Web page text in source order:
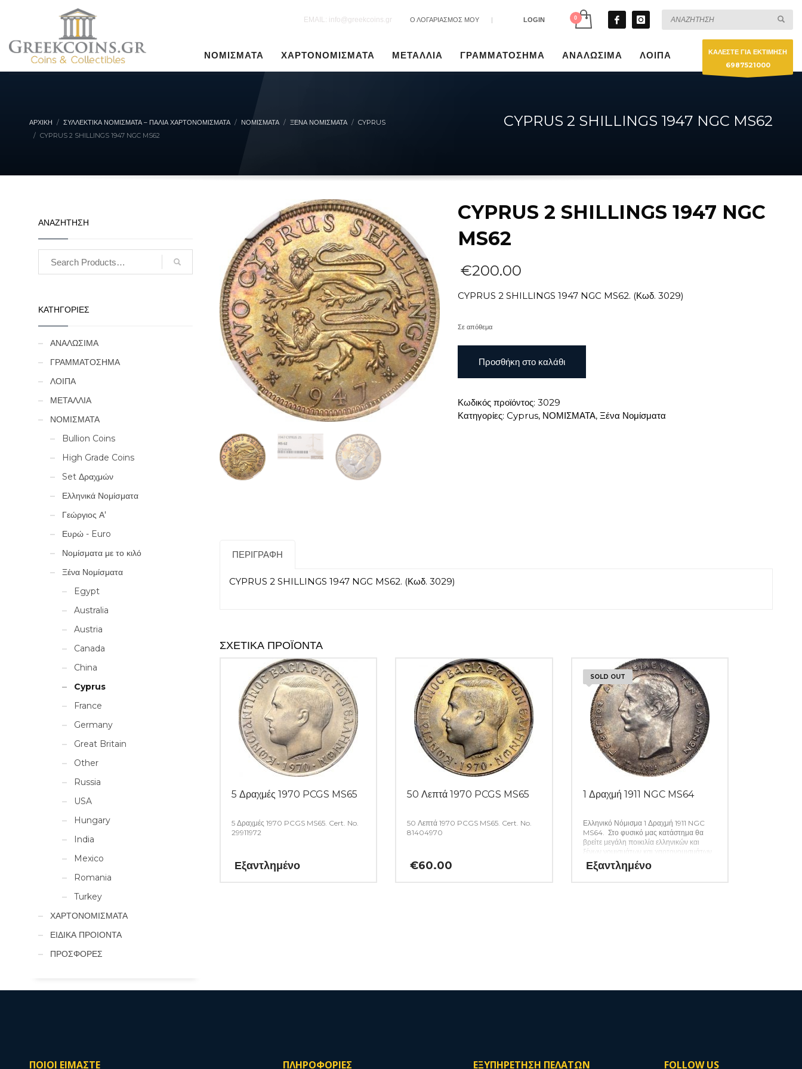
EMAIL: info@greekcoins.gr Ο ΛΟΓΑΡΙΑΣΜΟΣ ΜΟΥ | LOGIN
ΝΟΜΙΣΜΑΤΑ ΧΑΡΤΟΝΟΜΙΣΜΑΤΑ ΜΕΤΑΛΛΙΑ ΓΡΑΜΜΑΤΟΣΗΜΑ ΑΝΑΛΩΣΙΜΑ ΛΟΙΠΑ
ΚΑΛΕΣΤΕ ΓΙΑ ΕΚΤΙΜΗΣΗ
6987521000
ΑΡΧΙΚΉ ΣΥΛΛΕΚΤΙΚΆ ΝΟΜΊΣΜΑΤΑ – ΠΑΛΙΆ ΧΑΡΤΟΝΟΜΊΣΜΑΤΑ ΝΟΜΙΣΜΑΤΑ ΞΈΝΑ ΝΟΜΊΣΜΑΤΑ
CYPRUS
CYPRUS 2 SHILLINGS 1947 NGC MS62
CYPRUS 2 SHILLINGS 1947 NGC MS62
CYPRUS 2 SHILLINGS 1947 NGC
MS62
€200.00
CYPRUS 2 SHILLINGS 1947 NGC MS62. (Κωδ. 3029)
Σε απόθεμα
SHILLINGS
NGC
MS62
Προσθήκη στο καλάθι
Κωδικός προϊόντος: 3029
Κατηγορίες: Cyprus, ΝΟΜΙΣΜΑΤΑ, Ξένα Νομίσματα
ΠΕΡΙΓΡΑΦΉ
CYPRUS 2 SHILLINGS 1947 NGC MS62. (Κωδ. 3029)
ΣΧΕΤΙΚΆ ΠΡΟΪΌΝΤΑ
5 Δραχμές 1970 PCGS MS65
5 Δραχμές 1970 PCGS MS65. Cert. No.
29911972
Εξαντλημένο
50 Λεπτά 1970 PCGS MS65
50 Λεπτά 1970 PCGS MS65. Cert. No.
81404970
€60.00
SOLD OUT
1 Δραχμή 1911 NGC MS64
Ελληνικό Νόμισμα 1 Δραχμή 1911 NGC
MS64. Στο φυσικό μας κατάστημα θα
βρείτε μεγάλη ποικιλία ελληνικών και
ξένων νομισμάτων και χαρτονομισμάτων
καθώς και όλα τα απαραίτητα αναλώσιμα
για την συλλογή σας. (Κωδ. 46)
Εξαντλημένο
ΑΝΑΖΗΤΗΣΗ
ΚΑΤΗΓΟΡΙΕΣ
ΑΝΑΛΩΣΙΜΑ
ΓΡΑΜΜΑΤΟΣΗΜΑ
ΛΟΙΠΑ
ΜΕΤΑΛΛΙΑ
ΝΟΜΙΣΜΑΤΑ
Bullion Coins
High Grade Coins
Set Δραχμών
Ελληνικά Νομίσματα
Γεώργιος Α'
Ευρώ - Euro
Νομίσματα με το κιλό
Ξένα Νομίσματα
Egypt
Australia
Austria
Canada
China
Cyprus
France
Germany
Great Britain
Other
Russia
USA
Hungary
India
Mexico
Romania
Turkey
ΧΑΡΤΟΝΟΜΙΣΜΑΤΑ
ΕΙΔΙΚΑ ΠΡΟΙΟΝΤΑ
ΠΡΟΣΦΟΡΕΣ
ΠΟΙΟΙ ΕΙΜΑΣΤΕ ΠΛΗΡΟΦΟΡΙΕΣ ΕΞΥΠΗΡΕΤΗΣΗ ΠΕΛΑΤΩΝ FOLLOW US